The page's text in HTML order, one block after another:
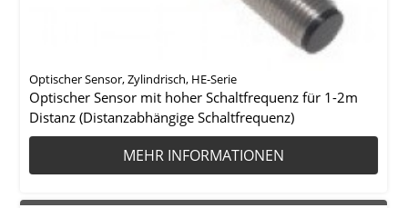
Optischer Sensor, Zylindrisch, HE-Serie
Optischer Sensor mit hoher Schaltfrequenz für 1-2m
Distanz (Distanzabhängige Schaltfrequenz)
MEHR INFORMATIONEN